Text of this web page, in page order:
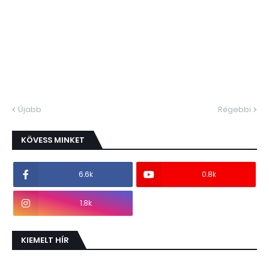
Újabb Régebbi
KÖVESS MINKET
6.6k 0.8k
1.8k
KIEMELT HÍR